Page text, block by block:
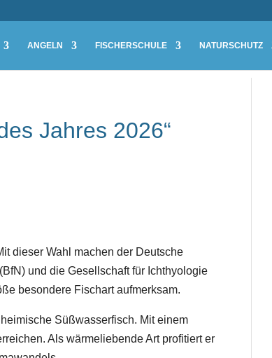
ANGELN FISCHERSCHULE NATURSCHUTZ
Jahres 2026“
dieser Wahl machen der Deutsche
und die Gesellschaft für Ichthyologie
besondere Fischart aufmerksam.
Süßwasserfisch. Mit einem
Als wärmeliebende Art profitiert er